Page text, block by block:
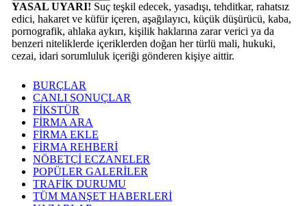
YASAL UYARI! Suç teşkil edecek, yasadışı, tehditkar, rahatsız
edici, hakaret ve küfür içeren, aşağılayıcı, küçük düşürücü, kaba,
pornografik, ahlaka aykırı, kişilik haklarına zarar verici ya da
benzeri niteliklerde içeriklerden doğan her türlü mali, hukuki,
cezai, idari sorumluluk içeriği gönderen kişiye aittir.
BURÇLAR
CANLI SONUÇLAR
FİKSTÜR
FİRMA ARA
FİRMA EKLE
FİRMA REHBERİ
NÖBETÇİ ECZANELER
POPÜLER GALERİLER
TRAFİK DURUMU
TÜM MANŞET HABERLERİ